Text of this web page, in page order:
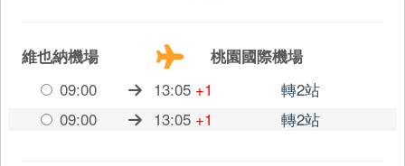
維也納機場
桃園國際機場
09:00
13:05 +1
轉2站
09:00
13:05 +1 轉2站